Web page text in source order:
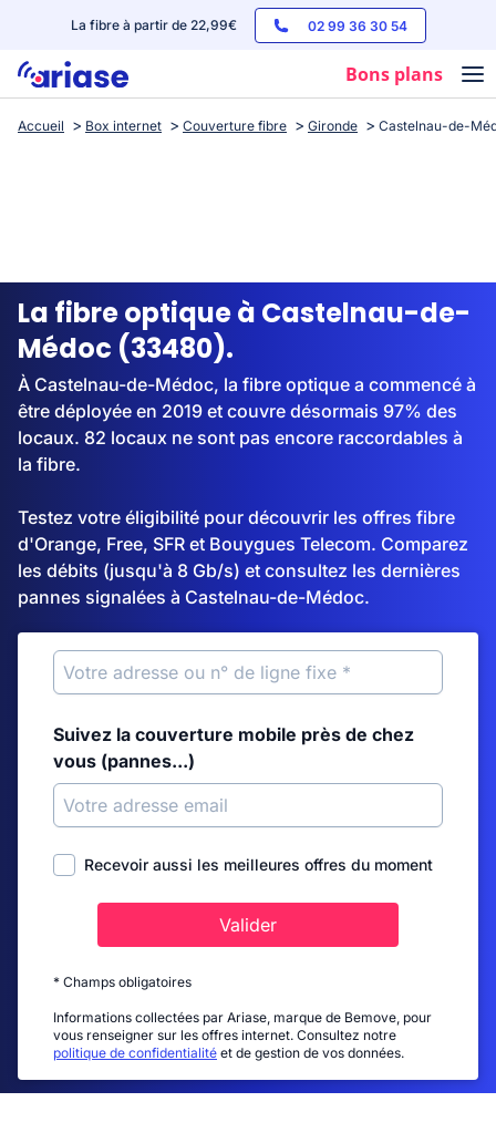
La fibre à partir de 22,99€ 02 99 36 30 54
Bons plans
Box internet
Streaming
Accueil Box internet Couverture fibre Gironde Castelnau-de-
La fibre optique à Castelnau-de-
Médoc (33480).
À Castelnau-de-Médoc, la fibre optique a commencé à
être déployée en 2019 et couvre désormais 97% des
locaux. 82 locaux ne sont pas encore raccordables à
la fibre.
Testez votre éligibilité pour découvrir les offres fibre
d'Orange, Free, SFR et Bouygues Telecom. Comparez
les débits (jusqu'à 8 Gb/s) et consultez les dernières
pannes signalées à Castelnau-de-Médoc.
Suivez la couverture mobile près de chez
vous (pannes...)
Recevoir aussi les meilleures offres du moment
Valider
* Champs obligatoires
Informations collectées par Ariase, marque de Bemove, pour
vous renseigner sur les offres internet. Consultez notre
politique de confidentialité et de gestion de vos données.